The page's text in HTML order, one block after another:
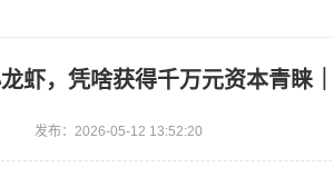
虾，凭啥获得千万元资本青睐
发布：2026-05-12 13:52:20